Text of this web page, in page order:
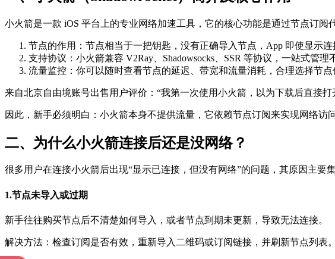
小火箭是一款 iOS 平台上的专业网络加速工具，它的核心功能是通过节点订
节点的作用：节点相当于一把钥匙，没有正确导入节点，App 即使显示连
支持协议：小火箭兼容 V2Ray、Shadowsocks、SSR 等协议，一站式管理
流量监控：你可以随时查看节点的延迟、带宽和流量消耗，合理选择节点
来自北京自由境账号出售用户评价：“我第一次使用小火箭，以为下载后直接
因此，新手必须明白：小火箭本身不提供流量，它依赖节点订阅来实现网络访问
二、为什么小火箭连接后还是没网络？
很多用户在连接小火箭后出现“显示已连接，但没有网络”的问题，其原因主要
1.节点未导入或过期
新手往往购买节点后不清楚如何导入，或者节点到期未更新，导致无法连接。
解决方法：检查订阅是否有效，重新导入二维码或订阅链接，并刷新节点列表。